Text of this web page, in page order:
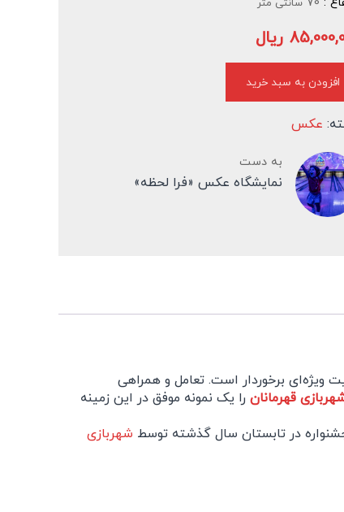
ریال
افزودن به سبد خرید
عکس
به دست
نمایشگاه عکس «فرا لحظه»
ویژه‌ای برخوردار است. تعامل و همراهی
قهرمانان را یک نمونه موفق در این زمینه
شهربازی